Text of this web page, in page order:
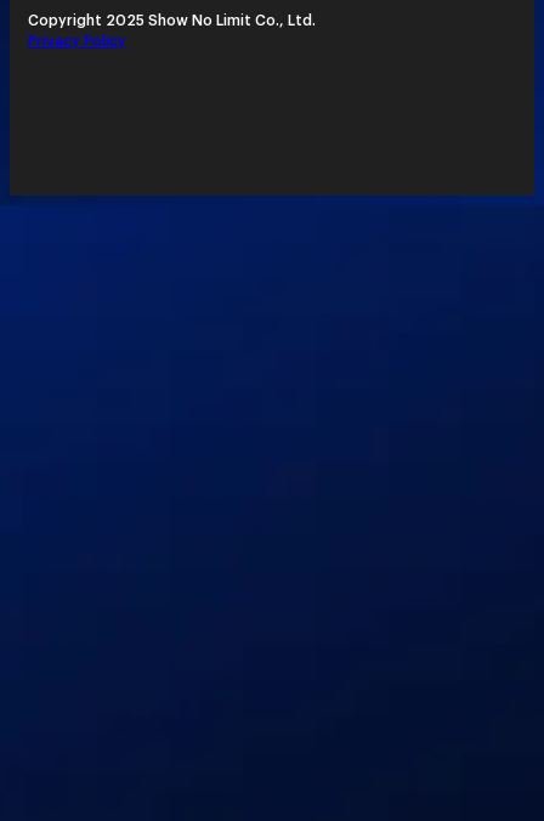
Copyright 2025 Show No Limit Co., Ltd.
Privacy Policy